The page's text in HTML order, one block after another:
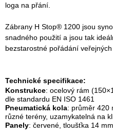
loga na přání.
Zábrany H Stop® 1200 jsou
snadného použití a jsou tak
bezstarostné pořádání veřejných
Technické specifikace:
Konstrukce: ocelový rám
dle standardu EN ISO 1461
Pneumatická kola: průměr 420
různé terény, uzamykatelná na
Panely: červené, tloušťka 14 mm